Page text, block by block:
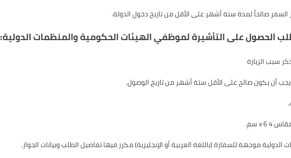
صالحاً لمدة ستة أشهر على الأقل من تاريخ دخول الدولة.
الحصول على التأشيرة لموظفي الهيئات الحكومية والمنظمات الدولية:
سبب الزيارة
أن يكون صالح على الأقل ستة أشهر من تاريخ الوصول.
موجهة للسفارة (باللغة العربية أو الإنجليزية) مكرر فيها تفاصيل الطلب وبيانات الجواز.